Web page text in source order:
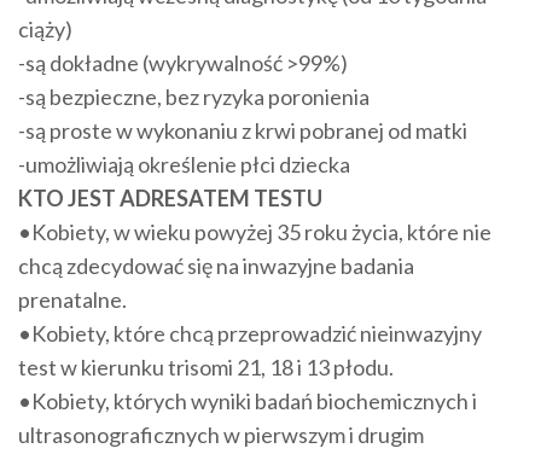
ciąży)
-są dokładne (wykrywalność >99%)
-są bezpieczne, bez ryzyka poronienia
-są proste w wykonaniu z krwi pobranej od matki
-umożliwiają określenie płci dziecka
KTO JEST ADRESATEM TESTU
•Kobiety, w wieku powyżej 35 roku życia, które nie
chcą zdecydować się na inwazyjne badania
prenatalne.
•Kobiety, które chcą przeprowadzić nieinwazyjny
test w kierunku trisomi 21, 18 i 13 płodu.
•Kobiety, których wyniki badań biochemicznych i
ultrasonograficznych w pierwszym i drugim